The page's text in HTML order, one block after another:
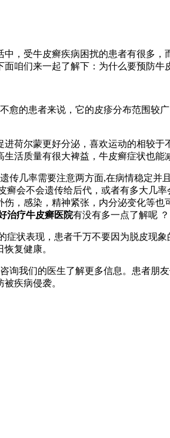
，受牛皮癣疾病困扰的患者有很多
咱们来一起了解下：为什么要预防牛
愈的患者来说，它的皮疹分布范围
荷尔蒙更好分泌，喜欢运动的相较
活质量有很大裨益，牛皮癣症状也能
传几率需要注意两方面,在病情稳定
会不会遗传给后代，或者有多大几
，感染，精神紧张，内分泌变化等
治疗牛皮癣医院有没有多一点了解呢 ？
症状表现，患者千万不要因为脱皮现
复健康。
询我们的医生了解更多信息。患者朋
疾病侵袭。